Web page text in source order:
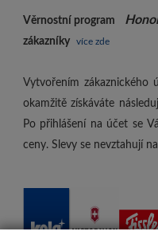
Věrnostní program
zákazníky více zde
Vytvořením zákaznického
okamžitě získáváte
Po přihlášení na účet se
ceny. Slevy se nevztahují